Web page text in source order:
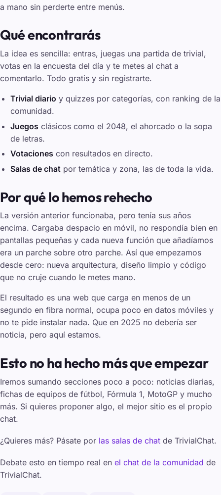
a mano sin perderte entre menús.
Qué encontrarás
La idea es sencilla: entras, juegas una partida de trivial,
votas en la encuesta del día y te metes al chat a
comentarlo. Todo gratis y sin registrarte.
Trivial diario y quizzes por categorías, con ranking de la
comunidad.
Juegos clásicos como el 2048, el ahorcado o la sopa
de letras.
Votaciones con resultados en directo.
Salas de chat por temática y zona, las de toda la vida.
Por qué lo hemos rehecho
La versión anterior funcionaba, pero tenía sus años
encima. Cargaba despacio en móvil, no respondía bien en
pantallas pequeñas y cada nueva función que añadíamos
era un parche sobre otro parche. Así que empezamos
desde cero: nueva arquitectura, diseño limpio y código
que no cruje cuando le metes mano.
El resultado es una web que carga en menos de un
segundo en fibra normal, ocupa poco en datos móviles y
no te pide instalar nada. Que en 2025 no debería ser
noticia, pero aquí estamos.
Esto no ha hecho más que empezar
Iremos sumando secciones poco a poco: noticias diarias,
fichas de equipos de fútbol, Fórmula 1, MotoGP y mucho
más. Si quieres proponer algo, el mejor sitio es el propio
chat.
¿Quieres más? Pásate por las salas de chat de TrivialChat.
Debate esto en tiempo real en el chat de la comunidad de
TrivialChat.